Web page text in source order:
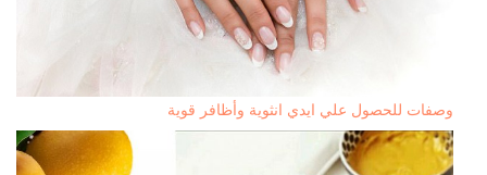
وصفات للحصول علي ايدي انثوية وأظافر قوية